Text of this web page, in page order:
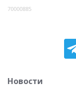
70000885
Новости